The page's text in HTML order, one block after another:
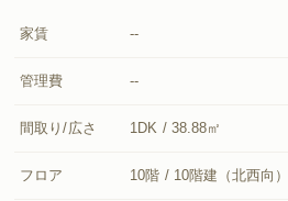
家賃 --
管理費 --
間取り/広さ 1DK / 38.88㎡
フロア 10階 / 10階建（北西向）